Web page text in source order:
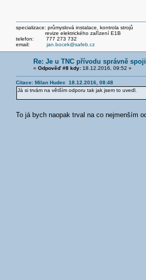
specializace: průmyslová instalace, kontrola strojů
revize elektrického zařízení E1B
telefon: 777 273 732
email: jan.bocek@safeb.cz
Re: Je u TNC přívodu správně
« Odpověď #8 kdy:18.12.2016, 09:52 »
Citace: Milan Hudec 18.12.2016, 08:48
Já si trvám na větším odporu tak jak jsem to uvedl.
To já bych naopak trval na co nejmenším